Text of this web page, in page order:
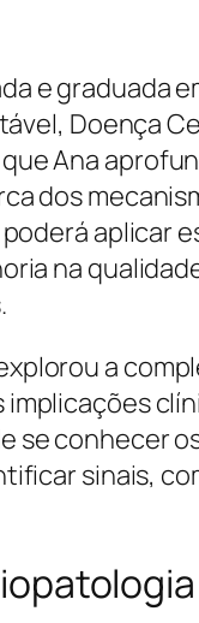
e graduada
Doença
Ana
dos
aplicar
na
a
se conhecer
sinais,